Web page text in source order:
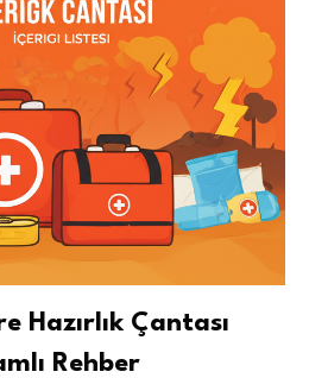
Hazırlık Çantası
Rehber